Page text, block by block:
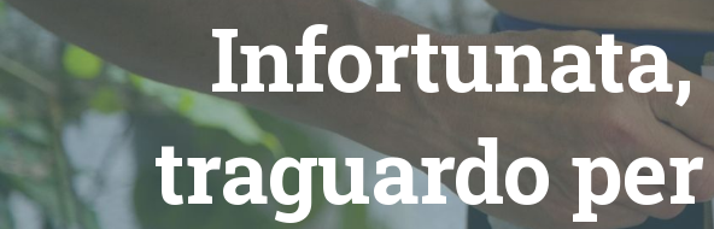
traguardo